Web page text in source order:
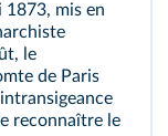
1873, mis en
le
de Paris
reconnaître le